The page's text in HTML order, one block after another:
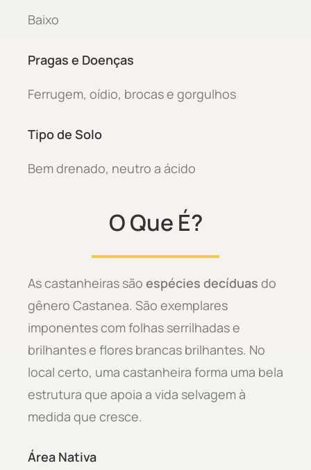
Baixo
Pragas e Doenças
Ferrugem, oídio, brocas e gorgulhos
Tipo de Solo
Bem drenado, neutro a ácido
O Que É?
As castanheiras são espécies decíduas do
gênero Castanea. São exemplares
imponentes com folhas serrilhadas e
brilhantes e flores brancas brilhantes. No
local certo, uma castanheira forma uma bela
estrutura que apoia a vida selvagem à
medida que cresce.
Área Nativa